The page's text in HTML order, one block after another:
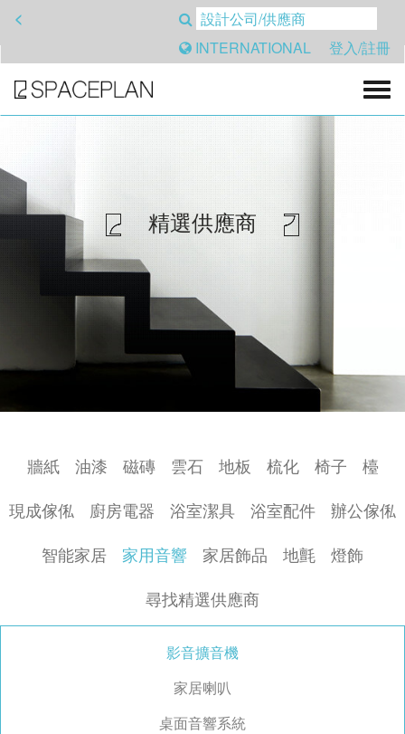
<
INTERNATIONAL
登入/註冊
精選供應商
牆紙 油漆 磁磚 雲石 地板 梳化 椅子
檯
現成傢俬
廚房電器 浴室潔具 浴室配件
辦公傢俬
智能家居
家用音響 家居飾品 地氈
燈飾
尋找精選供應商
影音擴音機
家居喇叭
桌面音響系統